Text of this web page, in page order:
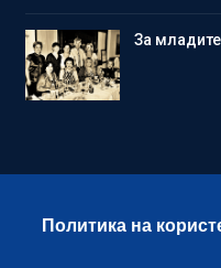
Зa
Политика на